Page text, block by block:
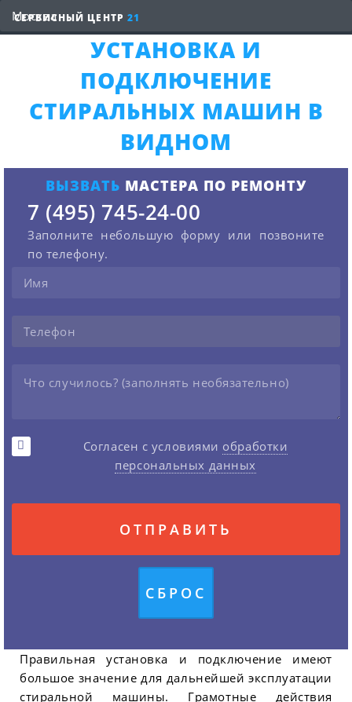
СЕРВИСНЫЙ ЦЕНТР 21
УСТАНОВКА И
ПОДКЛЮЧЕНИЕ
СТИРАЛЬНЫХ МАШИН В
ВИДНОМ
ВЫЗВАТЬ МАСТЕРА ПО РЕМОНТУ
7 (495) 745-24-00
Заполните небольшую форму или позвоните
по телефону.
Согласен с условиями обработки
персональных данных
Правильная установка и подключение имеют
большое значение для дальнейшей эксплуатации
стиральной машины. Грамотные действия